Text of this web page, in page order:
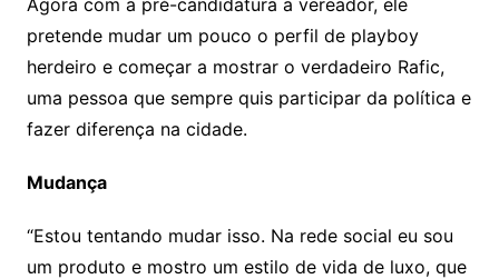
pretende mudar um pouco o perfil de playboy
herdeiro e começar a mostrar o verdadeiro Rafic,
uma pessoa que sempre quis participar da política e
fazer diferença na cidade.
Mudança
“Estou tentando mudar isso. Na rede social eu sou
um produto e mostro um estilo de vida de luxo, que